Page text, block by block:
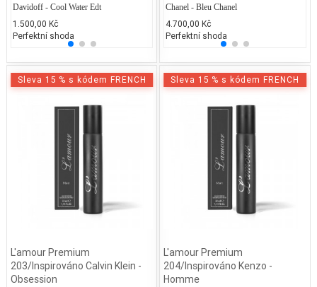
Davidoff - Cool Water Edt
1.500,00 Kč
Perfektní shoda
Lancôme Poême
3.200,00 Kč
25% běžných vonných tónů
Chanel - Bleu Chanel
4.700,00 Kč
Perfektní shoda
Sleva 15 % s kódem FRENCH
L'amour Premium
203/Inspirováno Calvin Klein -
Obsession
Sleva 15 % s kódem FRENCH
L'amour Premium
204/Inspirováno Kenzo -
Homme